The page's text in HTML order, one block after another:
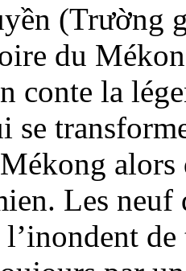
(Trường
du
conte la
se
alors
Les neuf